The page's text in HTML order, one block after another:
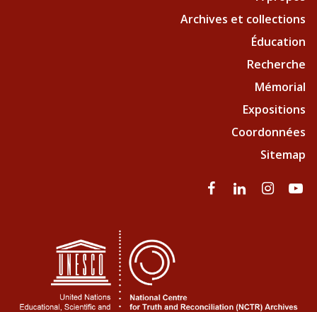
Archives et collections
Éducation
Recherche
Mémorial
Expositions
Coordonnées
Sitemap